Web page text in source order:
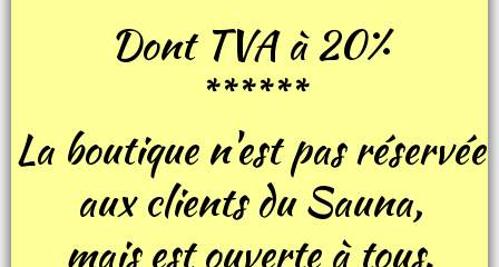
Dont TVA à 20%
******
La boutique n'est pas réservée
aux clients du Sauna,
mais est ouverte à tous.